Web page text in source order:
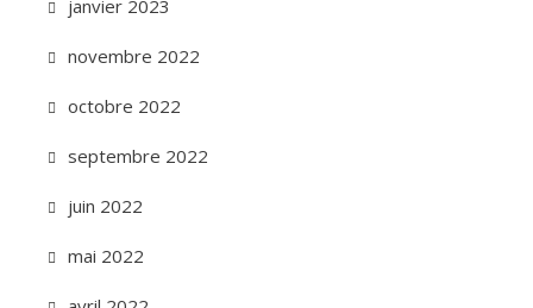
janvier 2023
novembre 2022
octobre 2022
septembre 2022
juin 2022
mai 2022